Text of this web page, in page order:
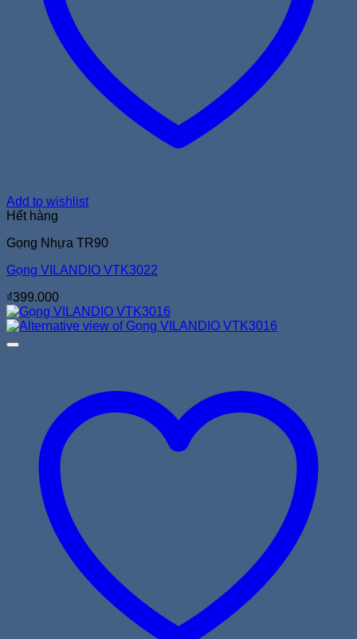
Add to wishlist
Hết hàng
Gọng Nhựa TR90
Gọng VILANDIO VTK3022
₫399.000